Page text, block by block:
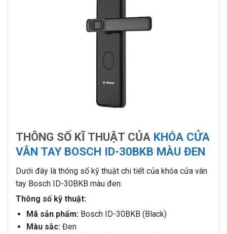
THÔNG SỐ KĨ THUẬT CỦA KHÓA CỬA
VÂN TAY BOSCH ID-30BKB MÀU ĐEN
Dưới đây là thông số kỹ thuật chi tiết của khóa cửa vân
tay Bosch ID-30BKB màu đen:
Thông số kỹ thuật:
Mã sản phẩm:Bosch ID-30BKB (Black)
Màu sắc:Đen